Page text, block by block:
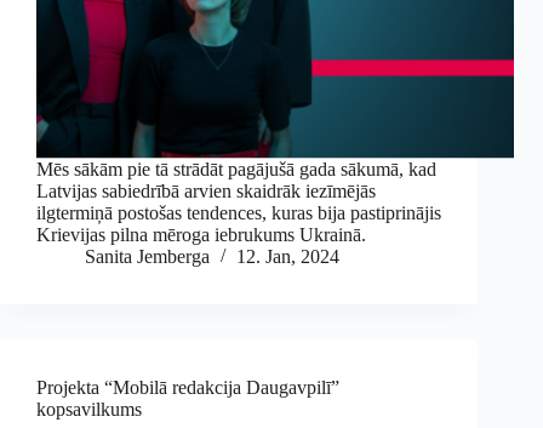
Mēs sākām pie tā strādāt pagājušā gada sākumā, kad
Latvijas sabiedrībā arvien skaidrāk iezīmējās
ilgtermiņā postošas tendences, kuras bija pastiprinājis
Krievijas pilna mēroga iebrukums Ukrainā.
Sanita Jemberga
12. Jan, 2024
Projekta “Mobilā redakcija Daugavpilī”
kopsavilkums